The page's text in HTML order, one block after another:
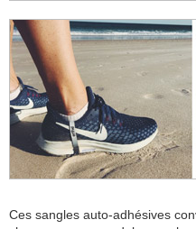
Ces sangles auto-adhésives